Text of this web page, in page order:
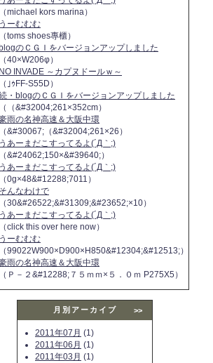
（michael kors marina）
うーむむむ
（toms shoes專櫃）
blogのＣＧＩをバージョンアップしました
（40×W206φ）
NO INVADE ～カプヌドールｗ～
（｣ｩFF-S55D）
・blogのＣＧＩをバージョンアップしました
（（&#32004;261×352cm）
雨の名神高速＆大阪中環
（&#30067;（&#32004;261×26）
うあーまだこすってるよ(´Д｀;)
（&#24062;150×&#39640;）
うあーまだこすってるよ(´Д｀;)
（0g×48&#12288;7011）
そんなわけで
（30&#26522;&#31309;&#23652;×10）
うあーまだこすってるよ(´Д｀;)
（click this over here now）
うーむむむ
（99022W900×D900×H850&#12304;&#12513;）
雨の名神高速＆大阪中環
（Ｐ－２&#12288;７５ｍｍ×５．０ｍ P275X5）
月別アーカイブ >>
2011年07月 (1)
2011年06月 (1)
2011年03月 (1)